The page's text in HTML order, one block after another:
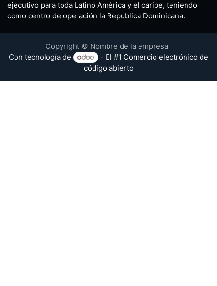
ejecutivo para toda Latino América y el caribe, teniendo
como centro de operación la Republica Dominicana.
Copyright © Nombre de la empresa
Con tecnología de
- El #1 Comercio electrónico de
código abierto